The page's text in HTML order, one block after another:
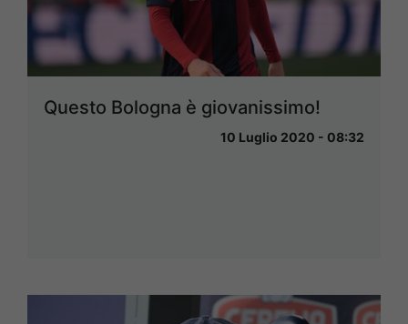
Questo Bologna è giovanissimo!
10 Luglio 2020 - 08:32